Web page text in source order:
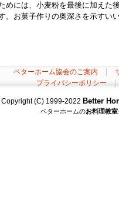
めには、小麦粉を最後に加えた
。お菓子作りの奥深さを示すいい
ベターホーム協会のご案内
プライバシーポリシー ｜
Copyright (C) 1999-2022 Better
ベターホームのお料理教室